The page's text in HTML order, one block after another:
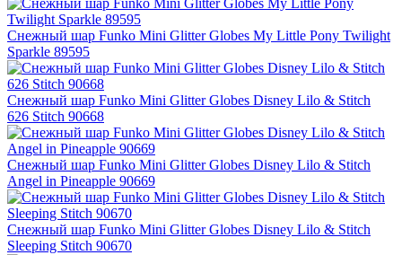
Снежный шар Funko Mini Glitter Globes My Little Pony Twilight
Sparkle 89595
Снежный шар Funko Mini Glitter Globes Disney Lilo & Stitch
626 Stitch 90668
Снежный шар Funko Mini Glitter Globes Disney Lilo & Stitch
Angel in Pineapple 90669
Снежный шар Funko Mini Glitter Globes Disney Lilo & Stitch
Sleeping Stitch 90670